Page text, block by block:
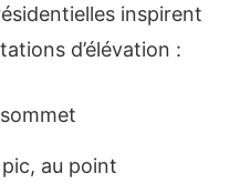
inspirent
d’élévation :
au point